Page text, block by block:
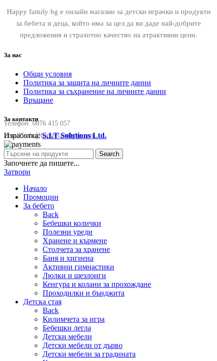
Happy family bg е онлайн магазин за детски играчки и продукти
за бебета и деца, който има за цел да ви даде най-добрите
предложения и страхотно качество на атрактивни цени.
За нас
Общи условия
Политика за защита на личните данни
Политика за съхранение на личните данни
Връщане
За контакти
Телефон:0876 415 057
Email:sale@happyfamilybg.com
Изработка:S.I.T Solutions Ltd.
Search
Започнете да пишете...
Затвори
Начало
Промоции
За бебето
Back
Бебешки колички
Полезни уреди
Хранене и кърмене
Столчета за хранене
Баня и хигиена
Активни гимнастики
Люлки и шезлонги
Кенгура и колани за прохождане
Проходилки и бънджита
Детска стая
Back
Килимчета за игра
Бебешки легла
Детски мебели
Детски мебели от дърво
Детски мебели за градината